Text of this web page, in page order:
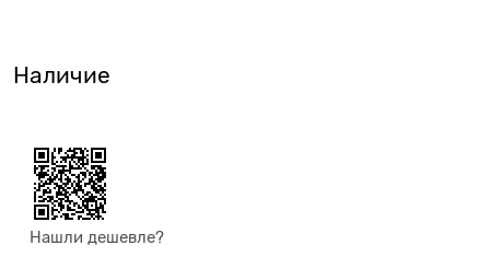
Наличие
Нашли дешевле?